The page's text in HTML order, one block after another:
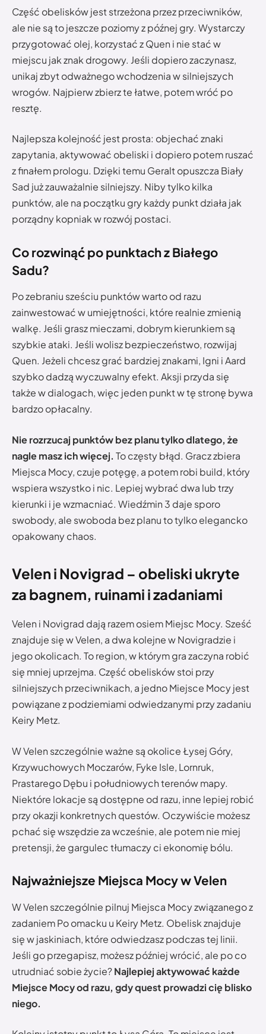
Część obelisków jest strzeżona przez przeciwników,
ale nie są to jeszcze poziomy z późnej gry. Wystarczy
przygotować olej, korzystać z Quen i nie stać w
miejscu jak znak drogowy. Jeśli dopiero zaczynasz,
unikaj zbyt odważnego wchodzenia w silniejszych
wrogów. Najpierw zbierz te łatwe, potem wróć po
resztę.
Najlepsza kolejność jest prosta: objechać znaki
zapytania, aktywować obeliski i dopiero potem ruszać
z finałem prologu. Dzięki temu Geralt opuszcza Biały
Sad już zauważalnie silniejszy. Niby tylko kilka
punktów, ale na początku gry każdy punkt działa jak
porządny kopniak w rozwój postaci.
Co rozwinąć po punktach z Białego
Sadu?
Po zebraniu sześciu punktów warto od razu
zainwestować w umiejętności, które realnie zmienią
walkę. Jeśli grasz mieczami, dobrym kierunkiem są
szybkie ataki. Jeśli wolisz bezpieczeństwo, rozwijaj
Quen. Jeżeli chcesz grać bardziej znakami, Igni i Aard
szybko dadzą wyczuwalny efekt. Aksji przyda się
także w dialogach, więc jeden punkt w tę stronę bywa
bardzo opłacalny.
Nie rozrzucaj punktów bez planu tylko dlatego, że
nagle masz ich więcej. To częsty błąd. Gracz zbiera
Miejsca Mocy, czuje potęgę, a potem robi build, który
wspiera wszystko i nic. Lepiej wybrać dwa lub trzy
kierunki i je wzmacniać. Wiedźmin 3 daje sporo
swobody, ale swoboda bez planu to tylko elegancko
opakowany chaos.
Velen i Novigrad – obeliski ukryte
za bagnem, ruinami i zadaniami
Velen i Novigrad dają razem osiem Miejsc Mocy. Sześć
znajduje się w Velen, a dwa kolejne w Novigradzie i
jego okolicach. To region, w którym gra zaczyna robić
się mniej uprzejma. Część obelisków stoi przy
silniejszych przeciwnikach, a jedno Miejsce Mocy jest
powiązane z podziemiami odwiedzanymi przy zadaniu
Keiry Metz.
W Velen szczególnie ważne są okolice Łysej Góry,
Krzywuchowych Moczarów, Fyke Isle, Lornruk,
Prastarego Dębu i południowych terenów mapy.
Niektóre lokacje są dostępne od razu, inne lepiej robić
przy okazji konkretnych questów. Oczywiście możesz
pchać się wszędzie za wcześnie, ale potem nie miej
pretensji, że gargulec tłumaczy ci ekonomię bólu.
Najważniejsze Miejsca Mocy w Velen
W Velen szczególnie pilnuj Miejsca Mocy związanego z
zadaniem Po omacku u Keiry Metz. Obelisk znajduje
się w jaskiniach, które odwiedzasz podczas tej linii.
Jeśli go przegapisz, możesz później wrócić, ale po co
utrudniać sobie życie?Najlepiej aktywować każde
Miejsce Mocy od razu, gdy quest prowadzi cię blisko
niego.